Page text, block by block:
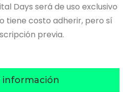
Days será de uso exclusivo
tiene costo adherir, pero sí
previa.
información